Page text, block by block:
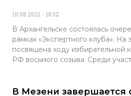
10.08.2021 16:32
В Архангельске состоялась
рамках «Экспертного клуба». На
посвящена ходу избирательной
РФ восьмого созыва. Среди
В Мезени завершается